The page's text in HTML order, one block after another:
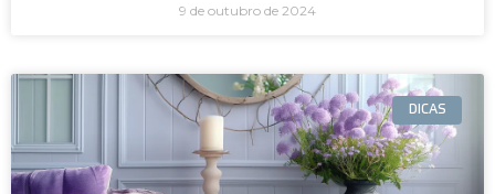
9 de outubro de 2024
DICAS